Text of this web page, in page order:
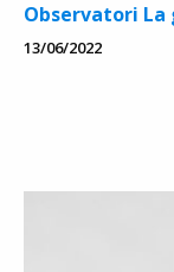
Observatori
13/06/2022